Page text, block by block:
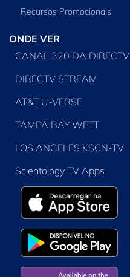
Recursos Promocionais
ONDE VER
CANAL 320 DA DIRECTV
DIRECTV STREAM
AT&T U-VERSE
TAMPA BAY WFTT
LOS ANGELES KSCN-TV
Scientology TV Apps